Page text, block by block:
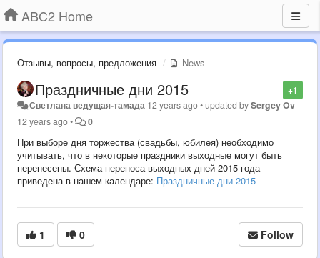
ABC2 Home
Отзывы, вопросы, предложения News
+1
Праздничные дни 2015
Светлана ведущая-тамада 12 years ago•updated bySergey Ov
12 years ago• 0
При выборе дня торжества (свадьбы, юбилея) необходимо
учитывать, что в некоторые праздники выходные могут быть
перенесены. Схема переноса выходных дней 2015 года
приведена в нашем календаре: Праздничные дни 2015
1 0 Follow